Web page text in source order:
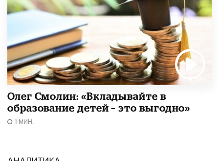
Олег Смолин: «Вкладывайте в
образование детей – это выгодно»
1 МИН.